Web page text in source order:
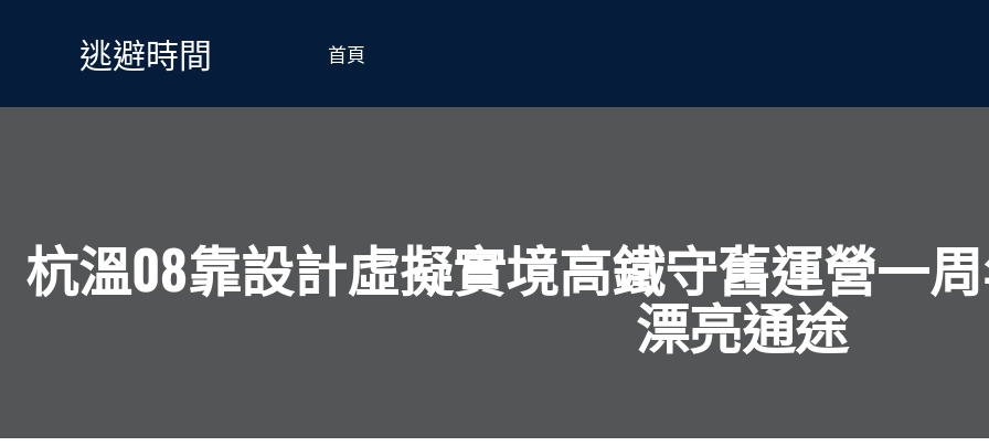
逃避時間 首頁
杭溫08靠設計虛擬實境高鐵守舊運營一
漂亮通途